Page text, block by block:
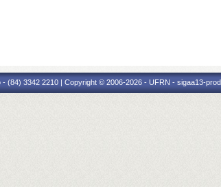
(84) 3342 2210 | Copyright © 2006-2026 - UFRN - sigaa13-